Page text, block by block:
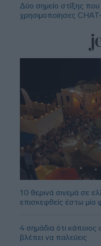
Δύο σημείο στίξης
χρησιμοποίησες
10 θερινά σινεμά σε
επισκεφθείς έστω μία
4 σημάδια ότι
βλέπει να παλεύεις